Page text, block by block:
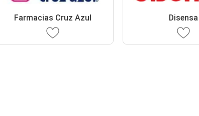
Farmacias Cruz Azul Disensa